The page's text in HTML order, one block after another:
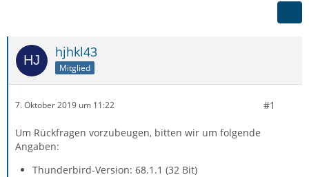
hjhkl43
Mitglied
7. Oktober 2019 um 11:22 #1
Um Rückfragen vorzubeugen, bitten wir um folgende
Angaben:
Thunderbird-Version: 68.1.1 (32 Bit)